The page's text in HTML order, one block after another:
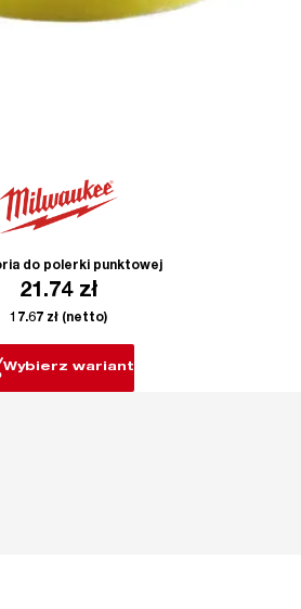
do polerki punktowej
21.74 zł
17.67 zł (netto)
Wybierz wariant